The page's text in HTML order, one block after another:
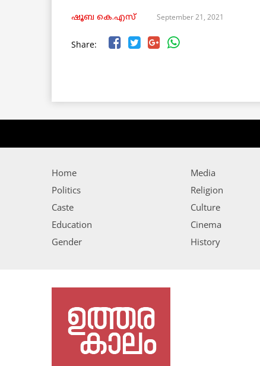
ഷൂബ കെ.എസ് September 21, 2021
Share:
Home
Politics
Caste
Education
Gender
Media
Religion
Culture
Cinema
History